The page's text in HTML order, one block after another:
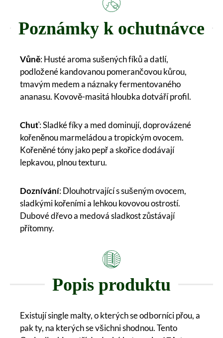
Poznámky k ochutnávce
Vůně: Husté aroma sušených fíků a datlí,
podložené kandovanou pomerančovou kůrou,
tmavým medem a náznaky fermentovaného
ananasu. Kovově-masitá hloubka dotváří profil.
Chuť: Sladké fíky a med dominují, doprovázené
kořeněnou marmeládou a tropickým ovocem.
Kořeněné tóny jako pepř a skořice dodávají
lepkavou, plnou texturu.
Doznívání: Dlouhotrvající s sušeným ovocem,
sladkými kořeními a lehkou kovovou ostrostí.
Dubové dřevo a medová sladkost zůstávají
přítomny.
Popis produktu
Existují single malty, o kterých se odborníci přou, a
pak ty, na kterých se všichni shodnou. Tento